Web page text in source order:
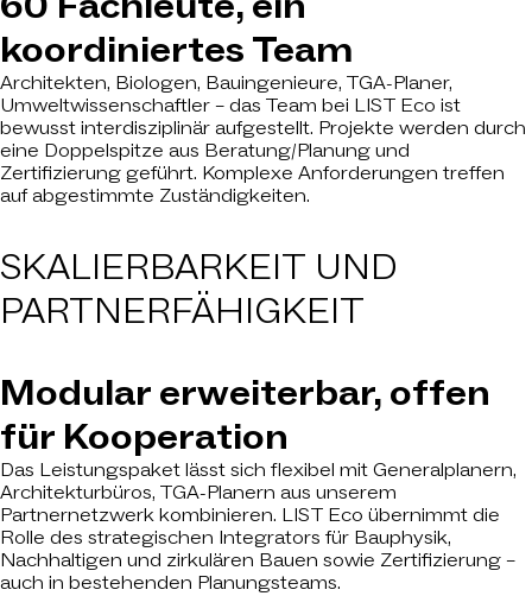
koordiniertes Team
Architekten, Biologen, Bauingenieure, TGA-Planer,
Umweltwissenschaftler – das Team bei LIST Eco ist
bewusst interdisziplinär aufgestellt. Projekte werden durch
eine Doppelspitze aus Beratung/Planung und
Zertifizierung geführt. Komplexe Anforderungen treffen
auf abgestimmte Zuständigkeiten.
SKALIERBARKEIT UND
PARTNERFÄHIGKEIT
Modular erweiterbar, offen
für Kooperation
Das Leistungspaket lässt sich flexibel mit Generalplanern,
Architekturbüros, TGA-Planern aus unserem
Partnernetzwerk kombinieren. LIST Eco übernimmt die
Rolle des strategischen Integrators für Bauphysik,
Nachhaltigen und zirkulären Bauen sowie Zertifizierung –
auch in bestehenden Planungsteams.